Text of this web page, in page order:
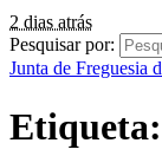
2 dias atrás
Pesquisar por:
Junta de Freguesia
Etiqueta: